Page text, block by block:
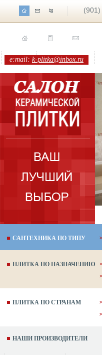
(901)
e:mail: k-plitka@inbox.ru
Crema Marfil
САНТЕХНИКА ПО ТИПУ
ПЛИТКА ПО НАЗНАЧЕНИЮ
ПЛИТКА ПО СТРАНАМ
НАШИ ПРОИЗВОДИТЕЛИ